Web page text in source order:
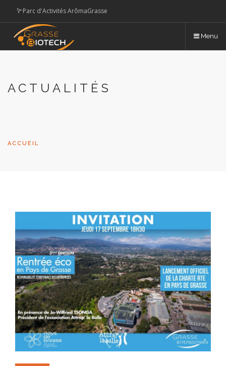
contenu
principal
Parc d'Activités ArômaGrasse
hotelbiotech@paysdegrasse.fr Menu
ACTUALITÉS
ACCUEIL